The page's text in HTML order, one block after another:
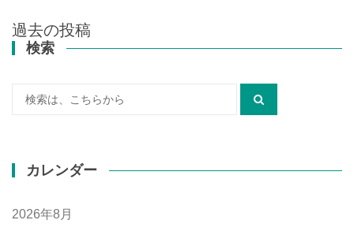
投
ビ
ョ
過去の投稿
検索
カレンダー
2026年8月